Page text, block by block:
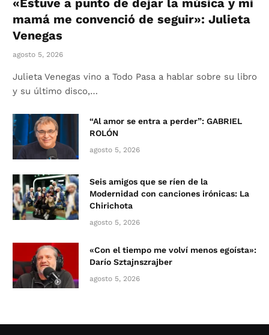
«Estuve a punto de dejar la música y mi
mamá me convenció de seguir»: Julieta
Venegas
agosto 5, 2026
Julieta Venegas vino a Todo Pasa a hablar sobre su libro
y su último disco,…
“Al amor se entra a perder”: GABRIEL
ROLÓN
agosto 5, 2026
Seis amigos que se ríen de la
Modernidad con canciones irónicas: La
Chirichota
agosto 5, 2026
«Con el tiempo me volví menos egoísta»:
Darío Sztajnszrajber
agosto 5, 2026